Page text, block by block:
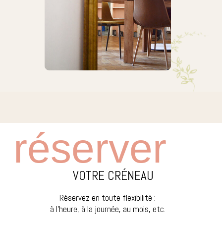
réserver
VOTRE CRÉNEAU
Réservez en toute flexibilité :
à l’heure, à la journée, au mois, etc.